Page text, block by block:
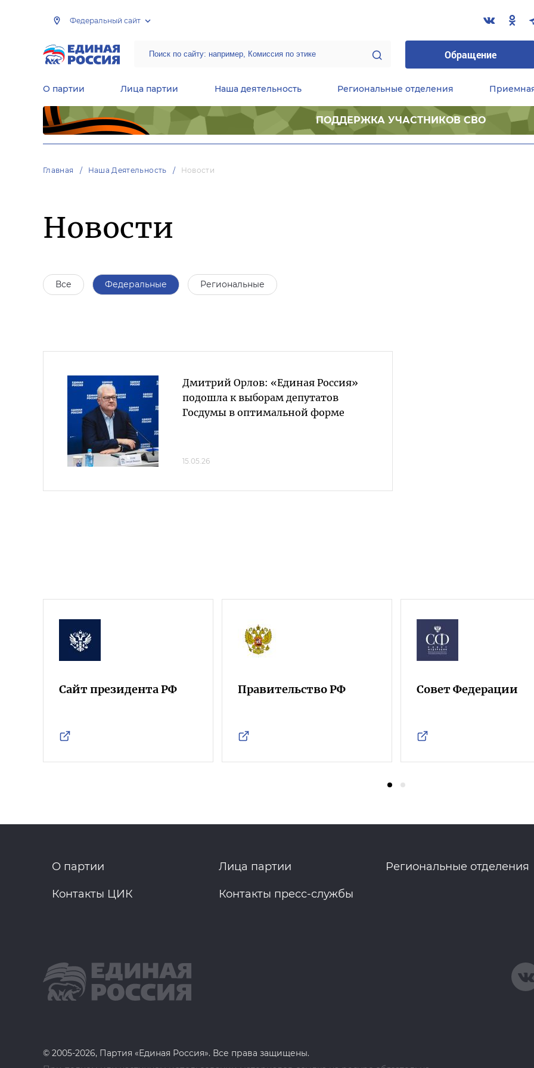
Федеральный сайт
Обращение
О партии Лица партии Наша деятельность Региональные отделения
ПОДДЕРЖКА УЧАСТНИКОВ СВО
Главная Наша Деятельность Новости
Новости
Все Федеральные Региональные
Дмитрий Орлов: «Единая Россия»
подошла к выборам депутатов
Госдумы в оптимальной форме
15.05.26
Сайт президента РФ Правительство РФ Совет Федерации
О партии Лица партии Региональные отделения
Контакты ЦИК Контакты пресс-службы
© 2005-2026, Партия «Единая Россия». Все права защищены.